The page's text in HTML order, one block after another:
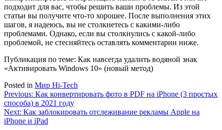
подходит для вас, чтобы решить ваши проблемы. Из этой
статьи вы получите что-то хорошее. После выполнения этих
шагов, я надеюсь, вы не столкнетесь с какими-либо
проблемами. Однако, если вы столкнулись с какой-либо
проблемой, не стесняйтесь оставлять комментарии ниже.
Публикация по теме: Как навсегда удалить водяной знак
«Активировать Windows 10» (новый метод)
Posted in Мир Hi-Tech
Навигация
по
записям
Previous: Как конвертировать фото в PDF на iPhone (3 простых
способа) в 2021 году
Next: Как заблокировать отслеживание рекламы Apple на
iPhone и iPad